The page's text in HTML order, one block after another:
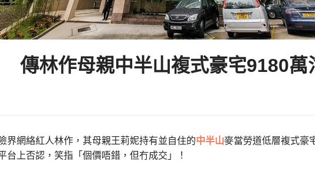
傳林作母親中半山複式豪宅9180萬
界網絡紅人林作，其母親王莉妮持有並自住的中半山麥當勞道低層複式豪
台上否認，笑指「個價唔錯，但冇成交」！